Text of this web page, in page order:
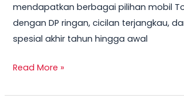
mendapatkan berbagai pilihan mobil
dengan DP ringan, cicilan terjangkau,
spesial akhir tahun hingga awal
&
DP
Ringan
Dealer
Read More »